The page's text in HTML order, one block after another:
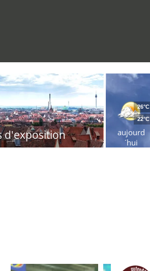
d'exposition
aujourd
´hui
26°C
22°C